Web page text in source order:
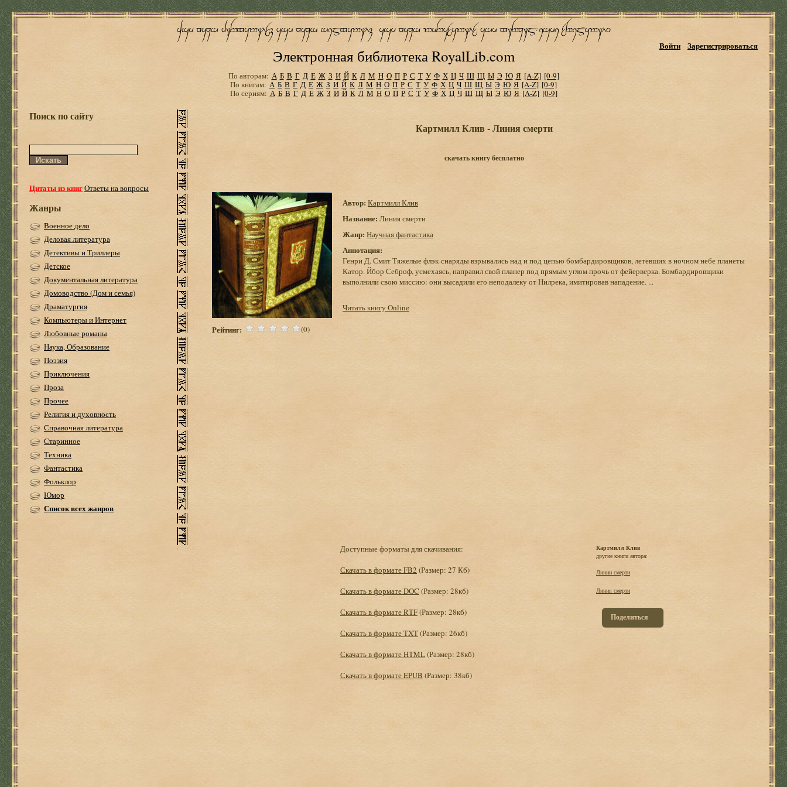
Электронная библиотека RoyalLib.com
Войти Зарегистрироваться
По авторам: А Б В Г Д Е Ж З И Й К Л М Н О П Р С Т У Ф Х Ц Ч Ш Щ Ы Э Ю Я [A-Z] [0-9]
По книгам: А Б В Г Д Е Ж З И Й К Л М Н О П Р С Т У Ф Х Ц Ч Ш Щ Ы Э Ю Я [A-Z] [0-9]
По сериям: А Б В Г Д Е Ж З И Й К Л М Н О П Р С Т У Ф Х Ц Ч Ш Щ Ы Э Ю Я [A-Z] [0-9]
Поиск по сайту
Цитаты из книгОтветы на вопросы
Жанры
Военное дело
Деловая литература
Детективы и Триллеры
Детское
Документальная литература
Домоводство (Дом и семья)
Драматургия
Компьютеры и Интернет
Любовные романы
Наука, Образование
Поэзия
Приключения
Проза
Прочее
Религия и духовность
Справочная литература
Старинное
Техника
Фантастика
Фольклор
Юмор
Список всех жанров
Картмилл Клив - Линия смерти
скачать книгу бесплатно
Рейтинг: (0)
Автор: Картмилл Клив
Название: Линия смерти
Жанр: Научная фантастика
Аннотация:
Генри Д. Смит Тяжелые флэк-снаряды взрывались над и под цепью бомбардировщиков, летевших в ночном небе планеты
Катор. Йбор Себроф, усмехаясь, направил свой планер под прямым углом прочь от фейерверка. Бомбардировщики
выполнили свою миссию: они высадили его неподалеку от Нилрека, имитировав нападение. ...
Читать книгу Online
Доступные форматы для скачивания:
Скачать в формате FB2 (Размер: 27 Кб)
Скачать в формате DOC (Размер: 28кб)
Скачать в формате RTF(Размер: 28кб)
Скачать в формате TXT(Размер: 26кб)
Скачать в формате HTML(Размер: 28кб)
Скачать в формате EPUB (Размер: 38кб)
Картмилл Клив
другие книги автора:
Линии смерти
Линия смерти
Поделиться